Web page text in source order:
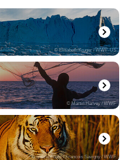
© Elisabeth Kruger / WWF-US
© Martin Harvey / WWF
© naturepl.com / Francois Savigny / WWF